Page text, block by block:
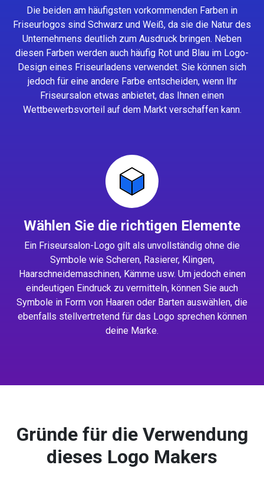
Die beiden am häufigsten vorkommenden Farben in
Friseurlogos sind Schwarz und Weiß, da sie die Natur des
Unternehmens deutlich zum Ausdruck bringen. Neben
diesen Farben werden auch häufig Rot und Blau im Logo-
Design eines Friseurladens verwendet. Sie können sich
jedoch für eine andere Farbe entscheiden, wenn Ihr
Friseursalon etwas anbietet, das Ihnen einen
Wettbewerbsvorteil auf dem Markt verschaffen kann.
Wählen Sie die richtigen Elemente
Ein Friseursalon-Logo gilt als unvollständig ohne die
Symbole wie Scheren, Rasierer, Klingen,
Haarschneidemaschinen, Kämme usw. Um jedoch einen
eindeutigen Eindruck zu vermitteln, können Sie auch
Symbole in Form von Haaren oder Barten auswählen, die
ebenfalls stellvertretend für das Logo sprechen können
deine Marke.
Gründe für die Verwendung
dieses Logo Makers